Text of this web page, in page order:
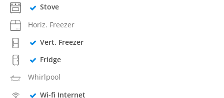
Stove
Horiz. Freezer
Vert. Freezer
Fridge
Whirlpool
Wi-fi Internet